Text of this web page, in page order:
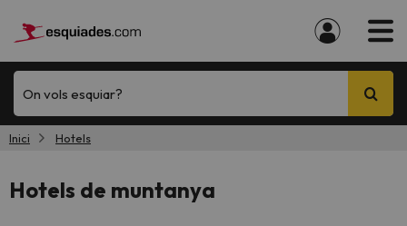
On vols esquiar?
Inici Hotels
Hotels de muntanya